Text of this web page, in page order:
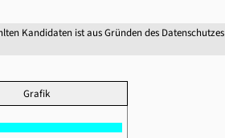
Kandidaten ist aus Gründen des Datenschutzes
Grafik